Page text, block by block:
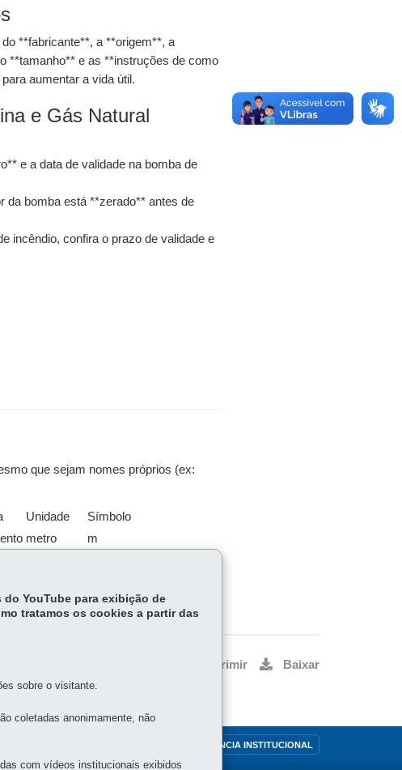
**fabricante**, a **origem**, a
**tamanho** e as **instruções de como
aumentar a vida útil.
e Gás Natural
e a data de validade na bomba de
da bomba está **zerado** antes de
incêndio, confira o prazo de validade e
que sejam nomes próprios (ex:
Unidade
Símbolo
metro
m
Imprimir Baixar
TRANSPARÊNCIA INSTITUCIONAL
YouTube para exibição de
tratamos os cookies a partir das
sobre o visitante.
coletadas anonimamente, não
com vídeos institucionais exibidos